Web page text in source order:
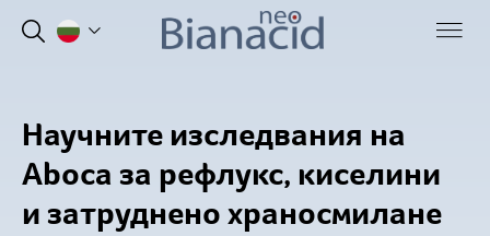
Научните изследвания на
Aboca за рефлукс, киселини
и затруднено храносмилане